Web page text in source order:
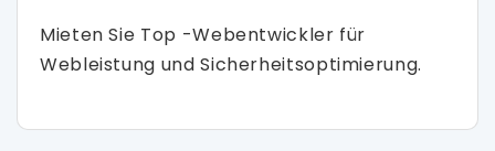
Mieten Sie Top -Webentwickler für
Webleistung und Sicherheitsoptimierung.